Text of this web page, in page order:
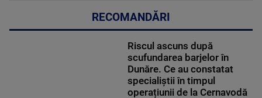
RECOMANDĂRI
Riscul ascuns după
scufundarea barjelor în
Dunăre. Ce au constatat
specialiștii în timpul
operațiunii de la Cernavodă